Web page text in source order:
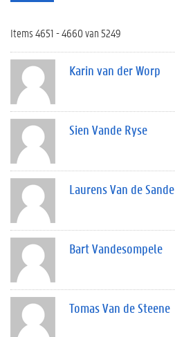
Items 4651 - 4660 van 5249
Karin van der Worp
Sien Vande Ryse
Laurens Van de Sande
Bart Vandesompele
Tomas Van de Steene